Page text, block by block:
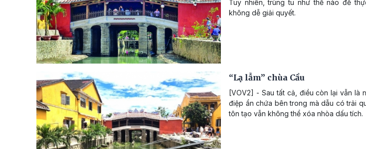
Tuy nhiên, trùng tu như thế nào để
không dễ giải quyết.
“Lạ lẫm” chùa Cầu
[VOV2] - Sau tất cả, điều còn lại vẫn là
điệp ẩn chứa bên trong mà dẫu có trải
tôn tạo vẫn không thể xóa nhòa dấu tích.